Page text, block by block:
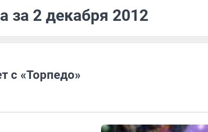
за 2 декабря 2012
с «Торпедо»